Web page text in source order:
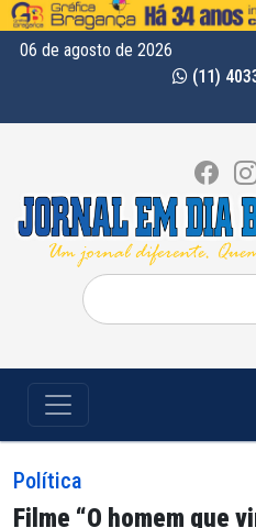
06 de agosto de 2026
(11)
Pesquisar
por:
Política
Filme “O homem que